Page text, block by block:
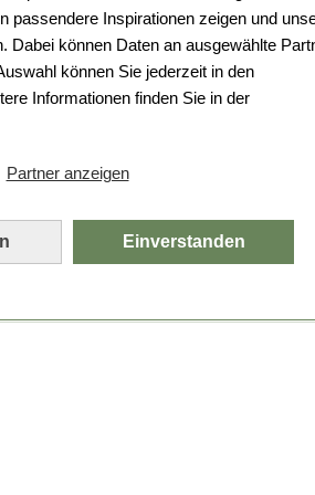
passendere Inspirationen zeigen und
Dabei können Daten an ausgewählte
können Sie jederzeit in den
Informationen finden Sie in der
Partner anzeigen
Einverstanden
schiefgelaufen.
Fehler aufgetreten.
Sie die Seite neu.